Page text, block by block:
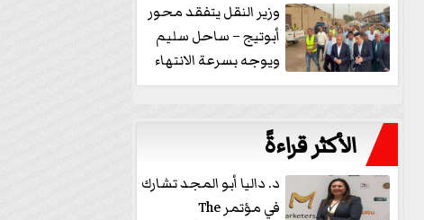
وزير النقل يتفقد محور
أبوتيج – ساحل سليم
ويوجه بسرعة الانتهاء
من...
الأكثر قراءةً
د. داليا أبو المجد تشارك
في مؤتمر The